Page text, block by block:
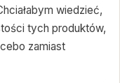
wiedzieć,
tych produktów,
zamiast